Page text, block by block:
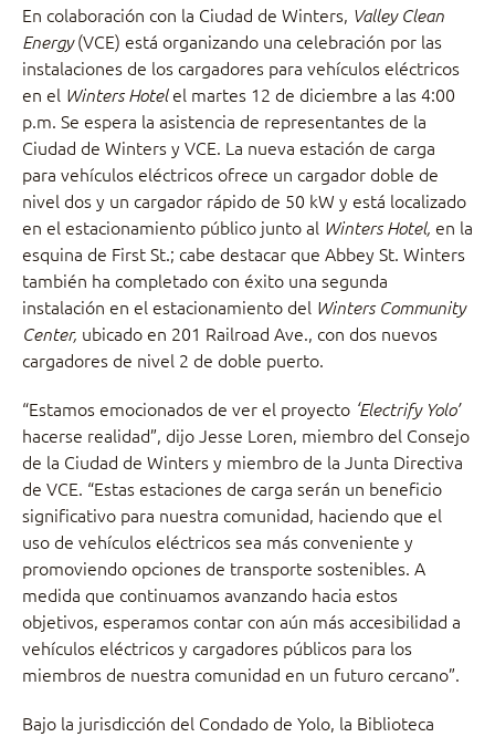
En colaboración con la Ciudad de Winters, Valley Clean
Energy(VCE) está organizando una celebración por las
instalaciones de los cargadores para vehículos eléctricos
en el Winters Hotelel martes 12 de diciembre a las 4:00
p.m. Se espera la asistencia de representantes de la
Ciudad de Winters y VCE. La nueva estación de carga
para vehículos eléctricos ofrece un cargador doble de
nivel dos y un cargador rápido de 50 kW y está localizado
en el estacionamiento público junto al Winters Hotel, en la
esquina de First St.; cabe destacar que Abbey St. Winters
también ha completado con éxito una segunda
instalación en el estacionamiento del Winters Community
Center, ubicado en 201 Railroad Ave., con dos nuevos
cargadores de nivel 2 de doble puerto.
“Estamos emocionados de ver el proyecto ‘Electrify Yolo’
hacerse realidad”, dijo Jesse Loren, miembro del Consejo
de la Ciudad de Winters y miembro de la Junta Directiva
de VCE. “Estas estaciones de carga serán un beneficio
significativo para nuestra comunidad, haciendo que el
uso de vehículos eléctricos sea más conveniente y
promoviendo opciones de transporte sostenibles. A
medida que continuamos avanzando hacia estos
objetivos, esperamos contar con aún más accesibilidad a
vehículos eléctricos y cargadores públicos para los
miembros de nuestra comunidad en un futuro cercano”.
Bajo la jurisdicción del Condado de Yolo, la Biblioteca